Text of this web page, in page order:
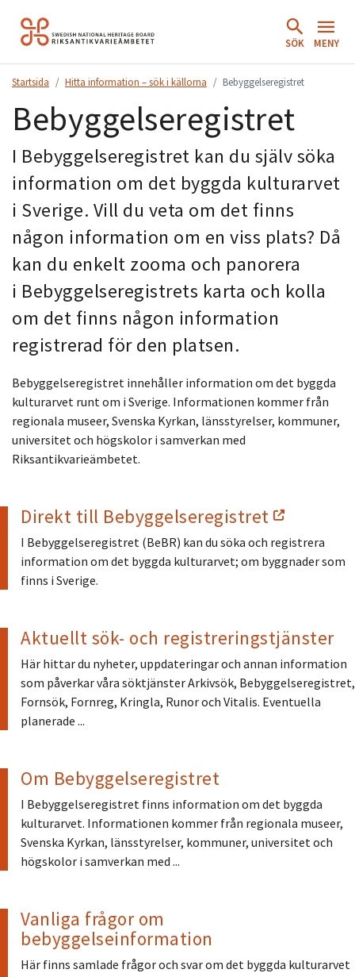
Hoppa
till
SÖK MENY
Startsida Hitta information – sök i källorna Bebyggelseregistret
Bebyggelseregistret
I Bebyggelseregistret kan du själv söka
information om det byggda kulturarvet
i Sverige. Vill du veta om det finns
någon information om en viss plats? Då
kan du enkelt zooma och panorera
i Bebyggelseregistrets karta och kolla
om det finns någon information
registrerad för den platsen.
Bebyggelseregistret innehåller information om det byggda
kulturarvet runt om i Sverige. Informationen kommer från
regionala museer, Svenska Kyrkan, länsstyrelser, kommuner,
universitet och högskolor i samverkan med
Riksantikvarieämbetet.
Direkt till Bebyggelseregistret
I Bebyggelseregistret (BeBR) kan du söka och registrera
information om det byggda kulturarvet; om byggnader som
finns i Sverige.
Aktuellt sök- och registreringstjänster
Här hittar du nyheter, uppdateringar och annan information
som påverkar våra söktjänster Arkivsök, Bebyggelseregistret,
Fornsök, Fornreg, Kringla, Runor och Vitalis. Eventuella
planerade ...
Om Bebyggelseregistret
I Bebyggelseregistret finns information om det byggda
kulturarvet. Informationen kommer från regionala museer,
Svenska Kyrkan, länsstyrelser, kommuner, universitet och
högskolor i samverkan med ...
Vanliga frågor om
bebyggelseinformation
Här finns samlade frågor och svar om det byggda kulturarvet